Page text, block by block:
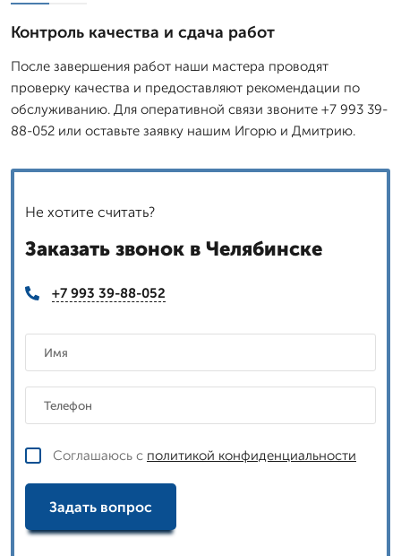
Контроль качества и сдача работ
После завершения работ наши мастера проводят
проверку качества и предоставляют рекомендации по
обслуживанию. Для оперативной связи звоните +7 993 39-
88-052 или оставьте заявку нашим Игорю и Дмитрию.
Не хотите считать?
Заказать звонок в Челябинске
+7 993 39-88-052
Соглашаюсь с политикой конфиденциальности
Задать вопрос